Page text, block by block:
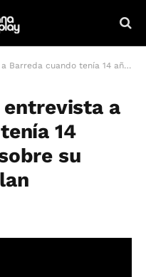
14 años»: Facundo sobre su papá, Paulo Kablan
a
14
su